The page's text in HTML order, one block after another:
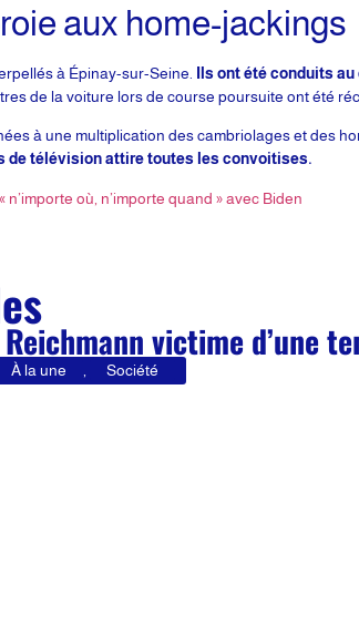
aux home-jackings
à Épinay-sur-Seine.
Ils ont été conduits
de la voiture lors de course poursuite ont été
à une multiplication des cambriolages et des
télévision attire toutes les convoitises.
où, n’importe quand » avec Biden
Reichmann victime d’une
À la une Société